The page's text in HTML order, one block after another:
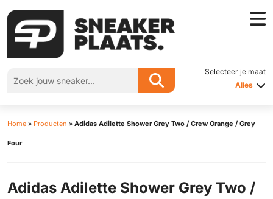
Selecteer je maat
Alles
Home » Producten » Adidas Adilette Shower Grey Two / Crew Orange / Grey
Four
Adidas Adilette Shower Grey Two /